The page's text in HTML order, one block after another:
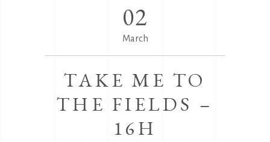
02
March
TAKE ME TO
THE FIELDS –
16H